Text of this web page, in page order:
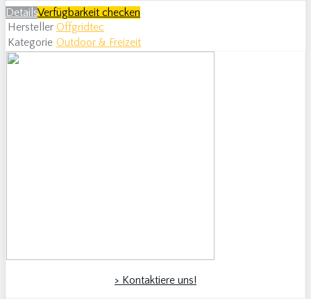
DetailsVerfügbarkeit checken
Hersteller Offgridtec
Kategorie Outdoor & Freizeit
> Kontaktiere uns!